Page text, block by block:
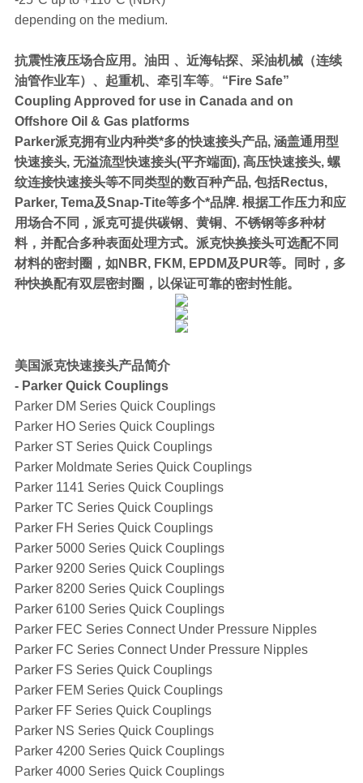
depending on the medium.
抗震性液压场合应用。油田 、近海钻探、采油机械（连续
油管作业车）、起重机、牵引车等。 “Fire Safe”
Coupling Approved for use in Canada and on
Offshore Oil & Gas platforms
Parker派克拥有业内种类*多的快速接头产品, 涵盖通用型
快速接头, 无溢流型快速接头(平齐端面), 高压快速接头, 螺
纹连接快速接头等不同类型的数百种产品, 包括Rectus,
Parker, Tema及Snap-Tite等多个*品牌. 根据工作压力和应
用场合不同，派克可提供碳钢、黄铜、不锈钢等多种材
料，并配合多种表面处理方式。派克快换接头可选配不同
材料的密封圈，如NBR, FKM, EPDM及PUR等。同时，多
种快换配有双层密封圈，以保证可靠的密封性能。
美国派克快速接头产品简介
- Parker Quick Couplings
Parker DM Series Quick Couplings
Parker HO Series Quick Couplings
Parker ST Series Quick Couplings
Parker Moldmate Series Quick Couplings
Parker 1141 Series Quick Couplings
Parker TC Series Quick Couplings
Parker FH Series Quick Couplings
Parker 5000 Series Quick Couplings
Parker 9200 Series Quick Couplings
Parker 8200 Series Quick Couplings
Parker 6100 Series Quick Couplings
Parker FEC Series Connect Under Pressure Nipples
Parker FC Series Connect Under Pressure Nipples
Parker FS Series Quick Couplings
Parker FEM Series Quick Couplings
Parker FF Series Quick Couplings
Parker NS Series Quick Couplings
Parker 4200 Series Quick Couplings
Parker 4000 Series Quick Couplings